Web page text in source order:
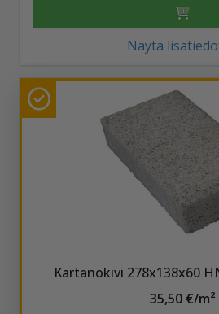
Näytä
Kartanokivi 278x138x60
35,50 €/m²